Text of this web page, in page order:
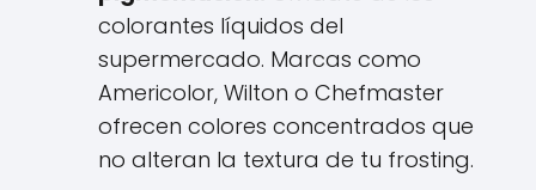
colorantes líquidos del
supermercado. Marcas como
Americolor, Wilton o Chefmaster
ofrecen colores concentrados que
no alteran la textura de tu frosting.